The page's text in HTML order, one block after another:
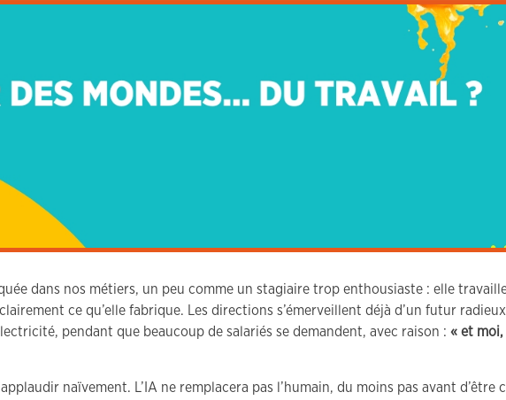
dans nos métiers, un peu comme un stagiaire trop enthousiaste : elle
ce qu’elle fabrique. Les directions s’émerveillent déjà d’un futur
pendant que beaucoup de salariés se demandent, avec raison : « et moi,
naïvement. L’IA ne remplacera pas l’humain, du moins pas avant d’être